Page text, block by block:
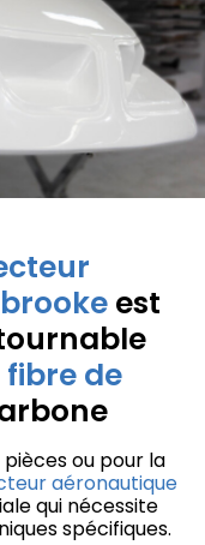
est
fibre de
ou pour la
aéronautique
qui nécessite
spécifiques.